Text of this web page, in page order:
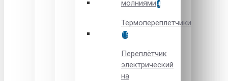
молниями 4
Термопереплетчики
15
Переплётчик
электрический
на